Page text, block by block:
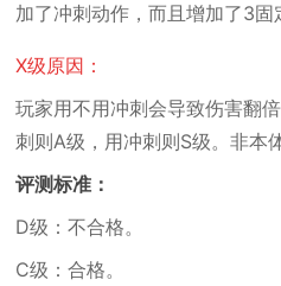
加了冲刺动作，而且增加了3固
X级原因：
玩家用不用冲刺会导致伤害翻
刺则A级，用冲刺则S级。非本
评测标准：
D级：不合格。
C级：合格。